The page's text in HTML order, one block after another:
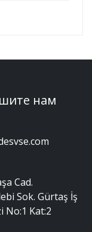
нам
Cad.
Sok. Gürtaş İş
No:1 Kat:2